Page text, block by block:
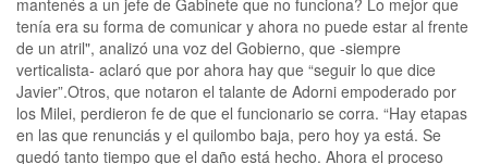
tenía era su forma de comunicar y ahora no puede estar al frente
de un atril", analizó una voz del Gobierno, que -siempre
verticalista- aclaró que por ahora hay que “seguir lo que dice
Javier”.Otros, que notaron el talante de Adorni empoderado por
los Milei, perdieron fe de que el funcionario se corra. “Hay etapas
en las que renunciás y el quilombo baja, pero hoy ya está. Se
quedó tanto tiempo que el daño está hecho. Ahora el proceso